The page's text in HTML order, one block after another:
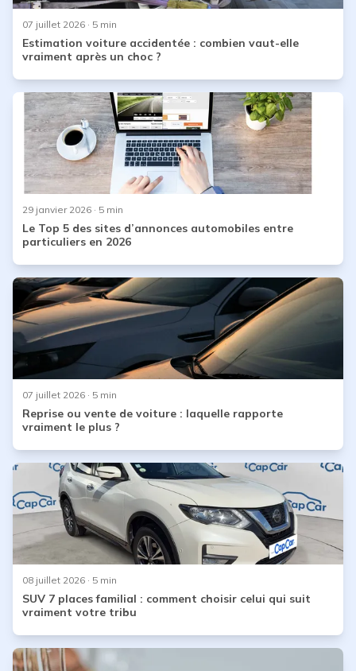
07 juillet 2026 · 5 min
Estimation voiture accidentée : combien vaut-elle
vraiment après un choc ?
29 janvier 2026 · 5 min
Le Top 5 des sites d’annonces automobiles entre
particuliers en 2026
07 juillet 2026 · 5 min
Reprise ou vente de voiture : laquelle rapporte
vraiment le plus ?
08 juillet 2026 · 5 min
SUV 7 places familial : comment choisir celui qui suit
vraiment votre tribu